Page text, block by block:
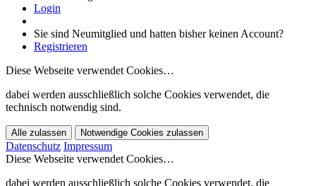
Login
Sie sind Neumitglied und hatten bisher keinen Account?
Registrieren
Diese Webseite verwendet Cookies…
dabei werden ausschließlich solche Cookies verwendet, die
technisch notwendig sind.
Alle zulassen Notwendige Cookies zulassen
Datenschutz Impressum
Diese Webseite verwendet Cookies…
dabei werden ausschließlich solche Cookies verwendet, die